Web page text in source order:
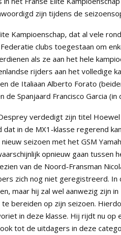
zijn tijdens de
Kampioenschap, dat al vele
clubs toegestaan om
als ze aan het hele
rijders aan het volledige
de Italiaan Alberto Forato
de Spanjaard Francisco Garcia (in
verdedigt zijn titel
dat in de MX1-klasse regerend
seizoen met het GSM
opnieuw gaan tussen
van de Noord-Fransman
zich nog niet geregistreerd.
maar hij zal wel aanwezig zijn
te bereiden op zijn seizoen.
in deze klasse. Hij rijdt nu op
tot de uitdagers in deze